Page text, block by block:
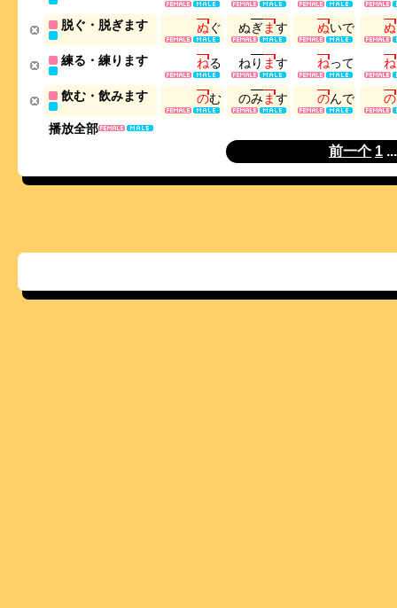
播放全部
脱ぐ・脱ぎます ぬぐ ぬぎます ぬいで ぬ
練る・練ります ねる ね り ます ねって ね
飲む・飲みます のむ のみます のんで の
前一个 1